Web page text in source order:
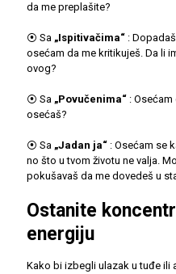
da me preplašite?
⦿ Sa „Ispitivačima“ :
osećam da me kritikuješ. Da li
ovog?
⦿ Sa „Povučenima“ :
osećaš?
⦿ Sa „Jadan ja“ : Osećam se
no što u tvom životu ne valja.
pokušavaš da me dovedeš u
Ostanite
energiju
Kako bi izbegli ulazak u tuđe ili